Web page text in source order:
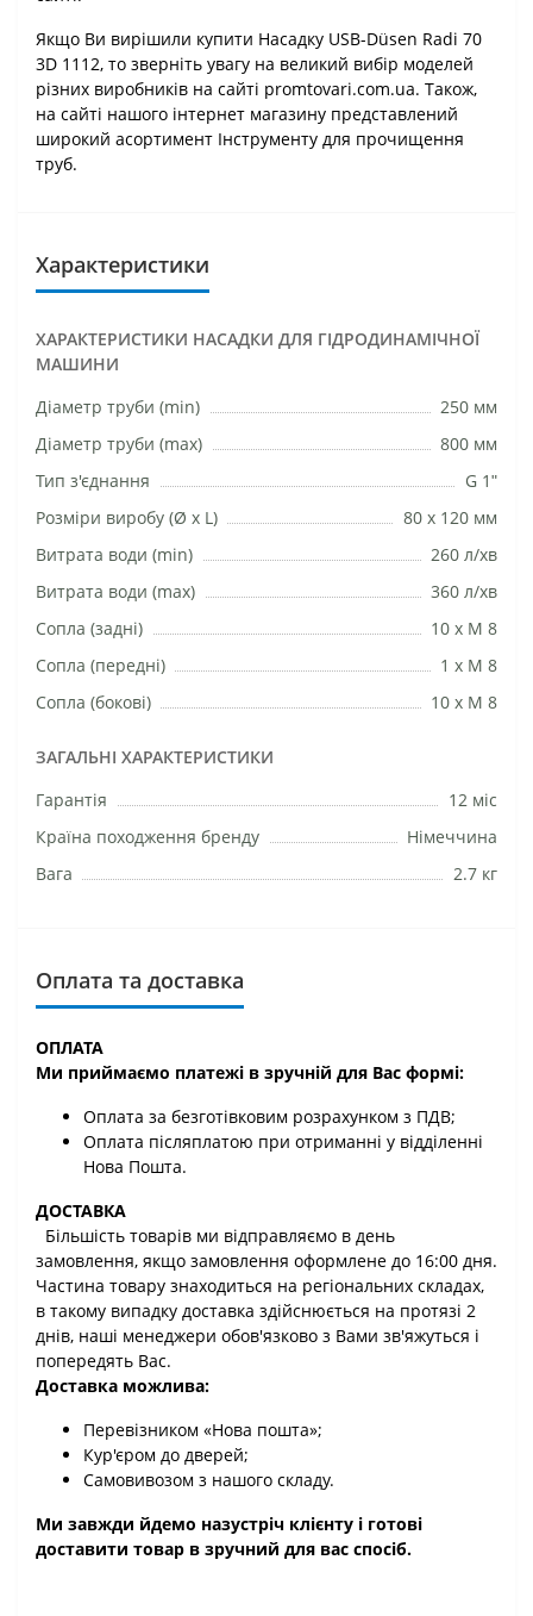
Якщо Ви вирішили купити Насадку USB-Düsen Radi 70
3D 1112, то зверніть увагу на великий вибір моделей
різних виробників на сайті promtovari.com.ua. Також,
на сайті нашого інтернет магазину представлений
широкий асортимент Інструменту для прочищення
труб.
Характеристики
ХАРАКТЕРИСТИКИ НАСАДКИ ДЛЯ ГІДРОДИНАМІЧНОЇ
МАШИНИ
Діаметр труби (min)
250 мм
Діаметр труби (max)
800 мм
Тип з'єднання
G 1ʺ
Розміри виробу (Ø х L)
80 х 120 мм
Витрата води (min)
260 л/хв
Витрата води (max)
360 л/хв
Сопла (задні)
10 х М 8
Сопла (передні)
1 х М 8
Сопла (бокові)
10 х М 8
ЗАГАЛЬНІ ХАРАКТЕРИСТИКИ
Гарантія
12 міс
Країна походження бренду
Німеччина
Вага
2.7 кг
Оплата та доставка
ОПЛАТА
Ми приймаємо платежі в зручній для Вас формі:
Оплата за безготівковим розрахунком з ПДВ;
Оплата післяплатою при отриманні у відділенні
Нова Пошта.
ДОСТАВКА
Більшість товарів ми відправляємо в день
замовлення, якщо замовлення оформлене до 16:00 дня.
Частина товару знаходиться на регіональних складах,
в такому випадку доставка здійснюється на протязі 2
днів, наші менеджери обов'язково з Вами зв'яжуться і
попередять Вас.
Доставка можлива:
Перевізником «Нова пошта»;
Кур'єром до дверей;
Самовивозом з нашого складу.
Ми завжди йдемо назустріч клієнту і готові
доставити товар в зручний для вас спосіб.